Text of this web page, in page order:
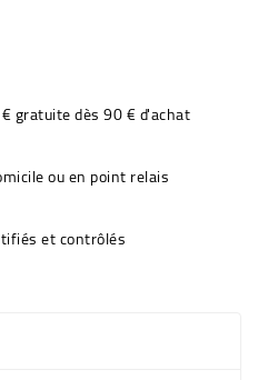
gratuite dès 90 € d'achat
ou en point relais
et contrôlés